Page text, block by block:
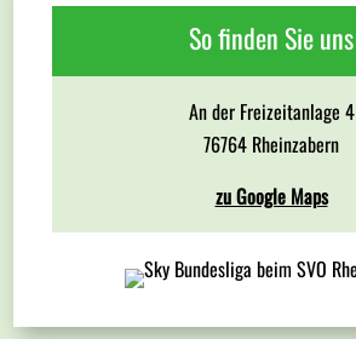
So finden Sie uns
An der Freizeitanlage 4
76764 Rheinzabern
zu Google Maps